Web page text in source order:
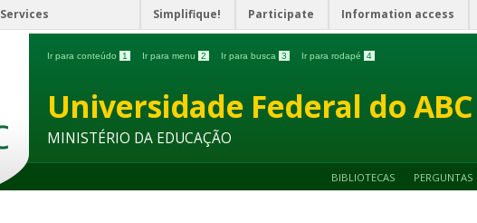
Services Simplifique! Participate Information access
Ir para conteúdo 1 Ir para menu 2 Ir para busca 3 Ir para rodapé 4
Universidade Federal do ABC
MINISTÉRIO DA EDUCAÇÃO
BIBLIOTECAS PERGUNTAS